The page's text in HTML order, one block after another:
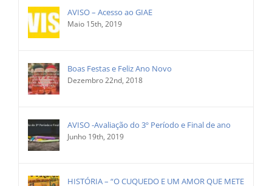
AVISO – Acesso ao GIAE
Maio 15th, 2019
Boas Festas e Feliz Ano Novo
Dezembro 22nd, 2018
AVISO -Avaliação do 3º Período e Final de ano
Junho 19th, 2019
HISTÓRIA – “O CUQUEDO E UM AMOR QUE METE